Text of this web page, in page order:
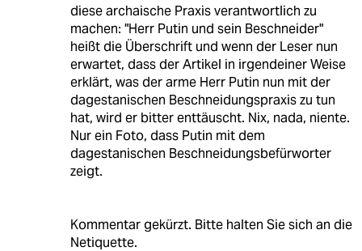
diese archaische Praxis verantwortlich zu
machen: "Herr Putin und sein Beschneider"
heißt die Überschrift und wenn der Leser nun
erwartet, dass der Artikel in irgendeiner Weise
erklärt, was der arme Herr Putin nun mit der
dagestanischen Beschneidungspraxis zu tun
hat, wird er bitter enttäuscht. Nix, nada, niente.
Nur ein Foto, dass Putin mit dem
dagestanischen Beschneidungsbefürworter
zeigt.
Kommentar gekürzt. Bitte halten Sie sich an die
Netiquette.